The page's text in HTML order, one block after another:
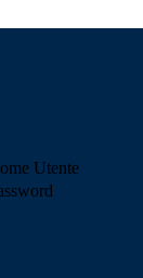
Utente